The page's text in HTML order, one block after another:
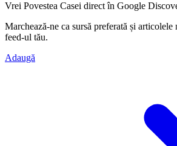
Vrei Povestea Casei direct în Google
Marchează-ne ca sursă preferată și articolele
feed-ul tău.
Adaugă